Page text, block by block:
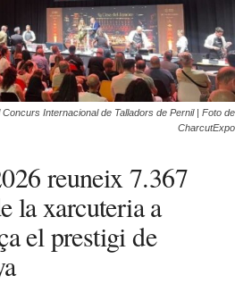
Internacional de Talladors de Pernil | Foto de
CharcutExpo
reuneix 7.367
la xarcuteria a
el prestigi de